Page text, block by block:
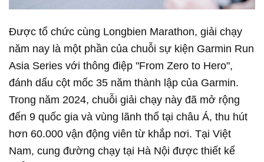
Được tổ chức cùng Longbien Marathon, giải chạy
năm nay là một phần của chuỗi sự kiện Garmin Run
Asia Series với thông điệp "From Zero to Hero",
đánh dấu cột mốc 35 năm thành lập của Garmin.
Trong năm 2024, chuỗi giải chạy này đã mở rộng
đến 9 quốc gia và vùng lãnh thổ tại châu Á, thu hút
hơn 60.000 vận động viên từ khắp nơi. Tại Việt
Nam, cung đường chạy tại Hà Nội được thiết kế